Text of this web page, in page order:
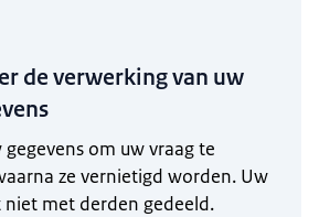
de verwerking van uw
om uw vraag te
ze vernietigd worden. Uw
met derden gedeeld.